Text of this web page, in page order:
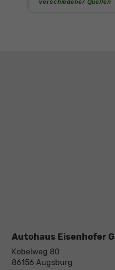
Autohaus Eisenhofer
Kobelweg 80
86156 Augsburg